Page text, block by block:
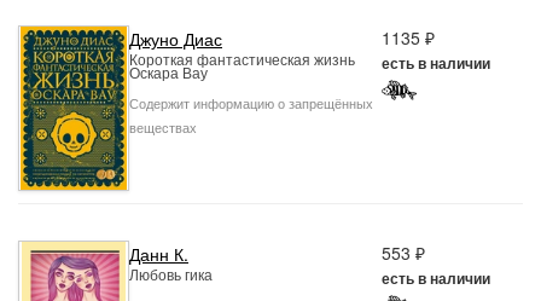
Джуно Диас
Короткая фантастическая жизнь
Оскара Вау
Содержит информацию о запрещённых
веществах
1135 ₽
есть в наличии
Данн К.
Любовь гика
553 ₽
есть в наличии